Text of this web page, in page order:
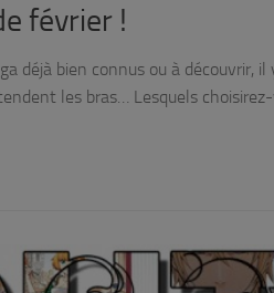
février !
déjà bien connus ou à découvrir, il
les bras… Lesquels